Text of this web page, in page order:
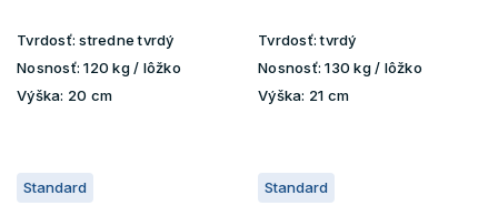
Tvrdosť: stredne tvrdý
Nosnosť: 120 kg / lôžko
Výška: 20 cm
Tvrdosť:tvrdý
Nosnosť: 130 kg / lôžko
Výška: 21 cm
Standard Standard